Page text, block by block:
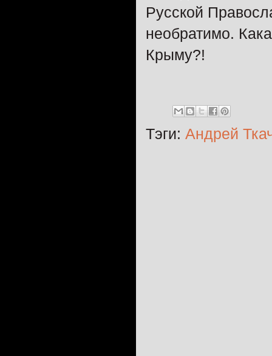
Русской
необратимо.
Крыму?!
Тэги: Андрей